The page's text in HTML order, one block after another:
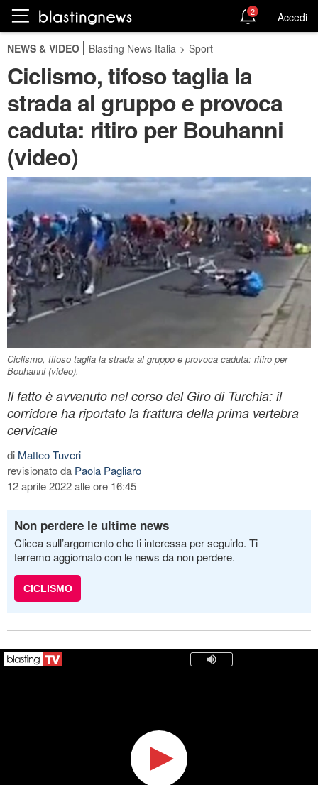
2 Accedi
NEWS & VIDEO Blasting News Italia > Sport
Ciclismo, tifoso taglia la
strada al gruppo e provoca
caduta: ritiro per Bouhanni
(video)
Ciclismo, tifoso taglia la strada al gruppo e provoca caduta: ritiro per
Bouhanni (video).
Il fatto è avvenuto nel corso del Giro di Turchia: il
corridore ha riportato la frattura della prima vertebra
cervicale
di Matteo Tuveri
revisionato da Paola Pagliaro
12 aprile 2022 alle ore 16:45
Non perdere le ultime news
Clicca sull’argomento che ti interessa per seguirlo. Ti
terremo aggiornato con le news da non perdere.
CICLISMO